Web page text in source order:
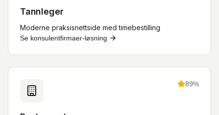
Tannleger
Moderne praksisnettside med timebestilling
Se konsulentfirmaer-løsning
89%